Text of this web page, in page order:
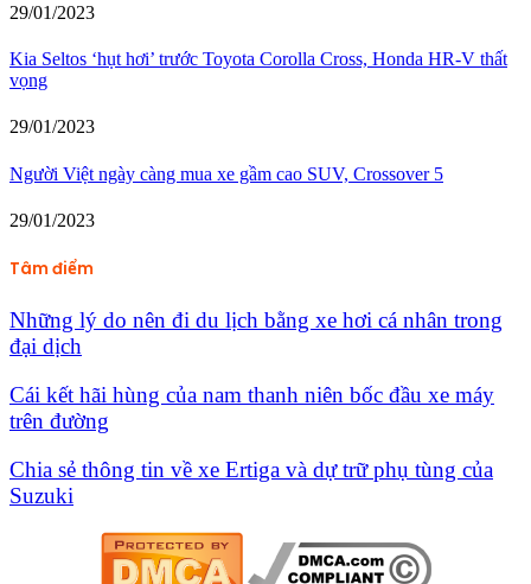
29/01/2023
Kia Seltos ‘hụt hơi’ trước Toyota Corolla Cross, Honda HR-V thất
vọng
29/01/2023
Người Việt ngày càng mua xe gầm cao SUV, Crossover 5
29/01/2023
Tâm điểm
Những lý do nên đi du lịch bằng xe hơi cá nhân trong
đại dịch
Cái kết hãi hùng của nam thanh niên bốc đầu xe máy
trên đường
Chia sẻ thông tin về xe Ertiga và dự trữ phụ tùng của
Suzuki